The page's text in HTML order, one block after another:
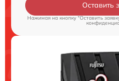
Оставить
Нажимая на кнопку "Оставить